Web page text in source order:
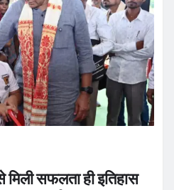
मिली सफलता ही इतिहास